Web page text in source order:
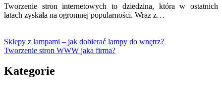
Tworzenie stron internetowych to dziedzina, która w ostatnich
latach zyskała na ogromnej popularności. Wraz z…
Sklepy z lampami – jak dobierać lampy do wnętrz?
Tworzenie stron WWW jaka firma?
Kategorie